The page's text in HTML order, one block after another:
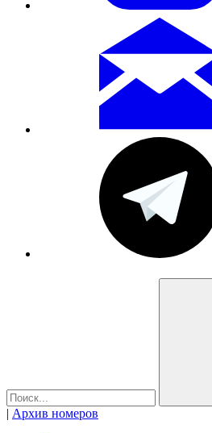
| Архив номеров